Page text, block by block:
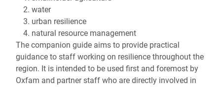
water
urban resilience
natural resource management
The companion guide aims to provide practical
guidance to staff working on resilience throughout the
region. It is intended to be used first and foremost by
Oxfam and partner staff who are directly involved in